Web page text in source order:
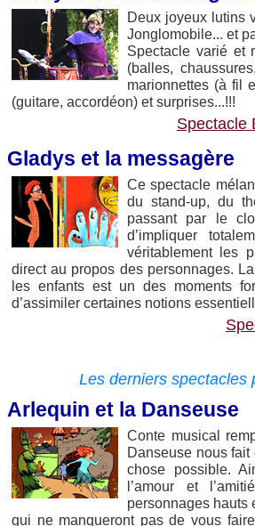
Deux joyeux lutins
Jonglomobile... et
Spectacle varié et
(balles,
marionnettes (à fil
(guitare, accordéon) et surprises...!!!
Spectacle
Gladys et la messagère
Ce spectacle
du stand-up, du
passant par le
d’impliquer
véritablement les
direct au propos des personnages.
les enfants est un des moments
d’assimiler certaines notions
Les derniers spectacles
Arlequin et la Danseuse
Conte musical
Danseuse nous
chose possible.
l’amour et
personnages hauts
qui ne manqueront pas de vous